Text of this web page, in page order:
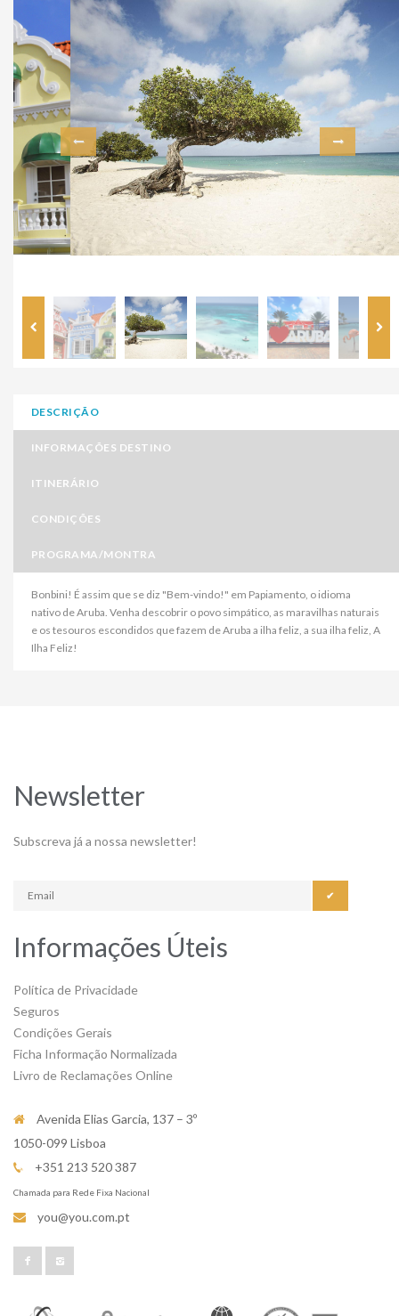
DESCRIÇÃO
INFORMAÇÕES DESTINO
ITINERÁRIO
CONDIÇÕES
PROGRAMA/MONTRA
Bonbini! É assim que se diz "Bem-vindo!" em Papiamento, o idioma
nativo de Aruba. Venha descobrir o povo simpático, as maravilhas naturais
e os tesouros escondidos que fazem de Aruba a ilha feliz, a sua ilha feliz, A
Ilha Feliz!
Newsletter
Subscreva já a nossa newsletter!
✔
Informações Úteis
Política de Privacidade
Seguros
Condições Gerais
Ficha Informação Normalizada
Livro de Reclamações Online
Avenida Elias Garcia, 137 – 3º
1050-099 Lisboa
+351 213 520 387
Chamada para Rede Fixa Nacional
you@you.com.pt